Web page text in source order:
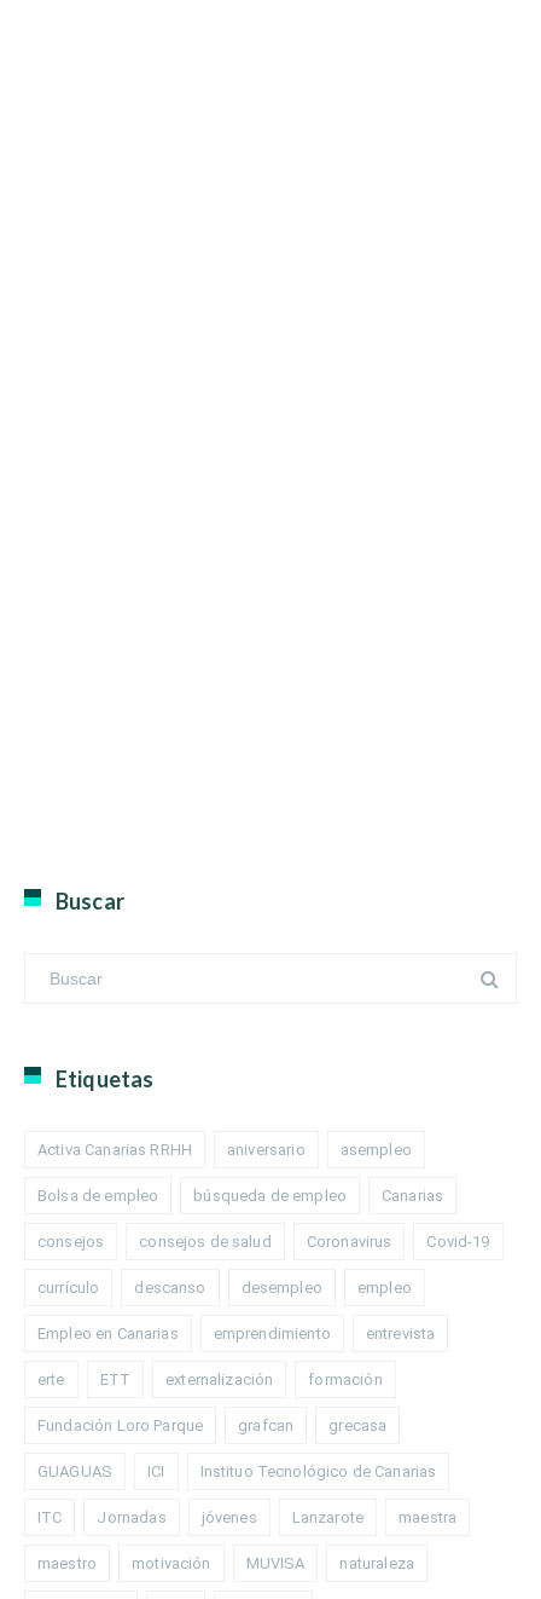
Buscar
Etiquetas
Activa Canarias RRHH aniversario asempleo
Bolsa de empleo búsqueda de empleo Canarias
consejos consejos de salud Coronavirus Covid-19
currículo descanso desempleo empleo
Empleo en Canarias emprendimiento entrevista
erte ETT externalización formación
Fundación Loro Parque grafcan grecasa
GUAGUAS ICI Instituo Tecnológico de Canarias
ITC Jornadas jóvenes Lanzarote maestra
maestro motivación MUVISA naturaleza